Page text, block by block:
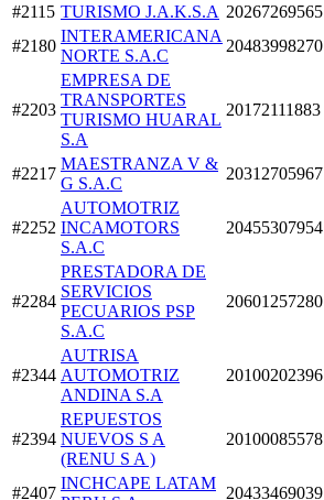
#2115 TURISMO J.A.K.S.A 20267269565
#2180
INTERAMERICANA
NORTE S.A.C
20483998270
#2203
EMPRESA DE
TRANSPORTES
TURISMO HUARAL
S.A
20172111883
#2217
MAESTRANZA V &
G S.A.C
20312705967
#2252
AUTOMOTRIZ
INCAMOTORS
S.A.C
20455307954
#2284
PRESTADORA DE
SERVICIOS
PECUARIOS PSP
S.A.C
20601257280
#2344
AUTRISA
AUTOMOTRIZ
ANDINA S.A
20100202396
#2394
REPUESTOS
NUEVOS S A
(RENU S A )
20100085578
#2407
INCHCAPE LATAM
20433469039